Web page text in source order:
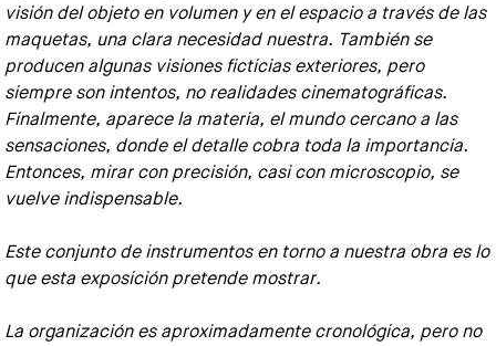
visión del objeto en volumen y en el espacio a través de las
maquetas, una clara necesidad nuestra. También se
producen algunas visiones ficticias exteriores, pero
siempre son intentos, no realidades cinematográficas.
Finalmente, aparece la materia, el mundo cercano a las
sensaciones, donde el detalle cobra toda la importancia.
Entonces, mirar con precisión, casi con microscopio, se
vuelve indispensable.
Este conjunto de instrumentos en torno a nuestra obra es lo
que esta exposición pretende mostrar.
La organización es aproximadamente cronológica, pero no